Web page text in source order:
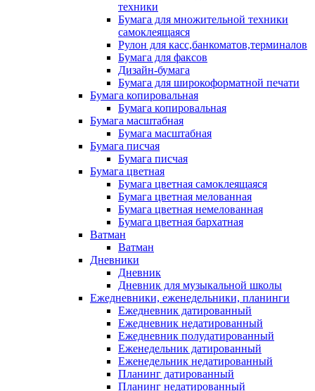
техники
Бумага для множительной техники
самоклеящаяся
Рулон для касс,банкоматов,терминалов
Бумага для факсов
Дизайн-бумага
Бумага для широкоформатной печати
Бумага копировальная
Бумага копировальная
Бумага масштабная
Бумага масштабная
Бумага писчая
Бумага писчая
Бумага цветная
Бумага цветная самоклеящаяся
Бумага цветная мелованная
Бумага цветная немелованная
Бумага цветная бархатная
Ватман
Ватман
Дневники
Дневник
Дневник для музыкальной школы
Ежедневники, еженедельники, планинги
Ежедневник датированный
Ежедневник недатированный
Ежедневник полудатированный
Еженедельник датированный
Еженедельник недатированный
Планинг датированный
Планинг недатированный